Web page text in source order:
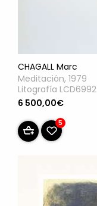
CHAGALL Marc
Meditación, 1979
Litografía LCD6992
6 500,00€
5